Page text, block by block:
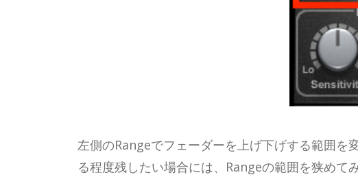
左側のRangeでフェーダーを上げ下げする範囲を
る程度残したい場合には、Rangeの範囲を狭めて